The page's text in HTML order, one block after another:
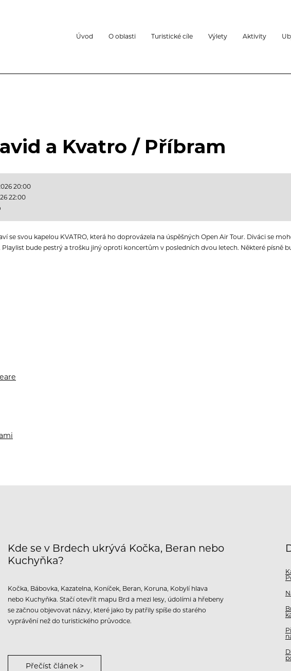
Úvod O oblasti Turistické cíle Výlety Aktivity
a Kvatro / Příbram
20:00
22:00
se svou kapelou KVATRO, která ho doprovázela na úspěšných Open Air Tour. Diváci se
Playlist bude pestrý a trošku jiný oproti koncertům v posledních dvou letech. Některé písně
Kde se v Brdech ukrývá Kočka, Beran nebo
Kuchyňka?
Kočka, Bábovka, Kazatelna, Koníček, Beran, Koruna, Kobylí hlava
nebo Kuchyňka. Stačí otevřít mapu Brd a mezi lesy, údolími a hřebeny
se začnou objevovat názvy, které jako by patřily spíše do starého
vyprávění než do turistického průvodce.
Přečíst článek >